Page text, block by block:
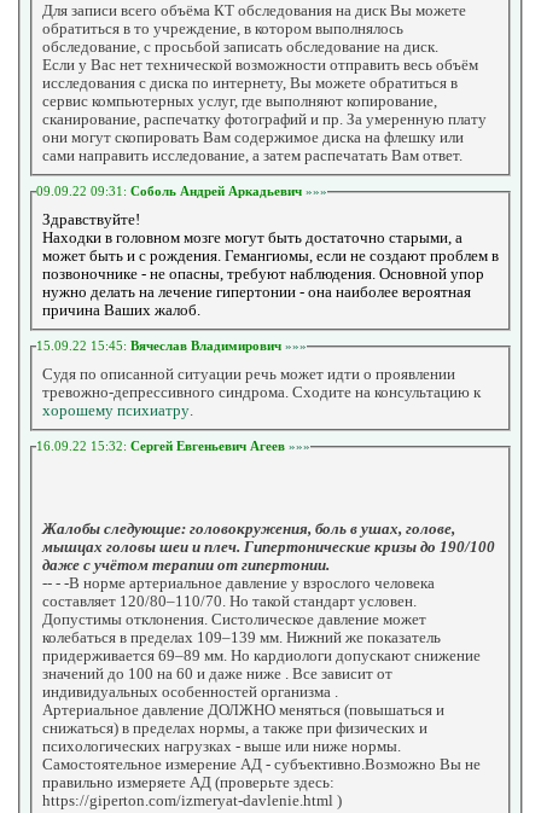
Для записи всего объёма КТ обследования на диск Вы можете
обратиться в то учреждение, в котором выполнялось
обследование, с просьбой записать обследование на диск.
Если у Вас нет технической возможности отправить весь объём
исследования с диска по интернету, Вы можете обратиться в
сервис компьютерных услуг, где выполняют копирование,
сканирование, распечатку фотографий и пр. За умеренную плату
они могут скопировать Вам содержимое диска на флешку или
сами направить исследование, а затем распечатать Вам ответ.
09.09.22 09:31: Соболь Андрей Аркадьевич »»»
Здравствуйте!
Находки в головном мозге могут быть достаточно старыми, а
может быть и с рождения. Гемангиомы, если не создают проблем в
позвоночнике - не опасны, требуют наблюдения. Основной упор
нужно делать на лечение гипертонии - она наиболее вероятная
причина Ваших жалоб.
15.09.22 15:45: Вячеслав Владимирович »»»
Судя по описанной ситуации речь может идти о проявлении
тревожно-депрессивного синдрома. Сходите на консультацию к
хорошему психиатру.
16.09.22 15:32: Сергей Евгеньевич Агеев »»»
Жалобы следующие: головокружения, боль в ушах, голове,
мышцах головы шеи и плеч. Гипертонические кризы до 190/100
даже с учётом терапии от гипертонии.
-- - -В норме артериальное давление у взрослого человека
составляет 120/80–110/70. Но такой стандарт условен.
Допустимы отклонения. Систолическое давление может
колебаться в пределах 109–139 мм. Нижний же показатель
придерживается 69–89 мм. Но кардиологи допускают снижение
значений до 100 на 60 и даже ниже . Все зависит от
индивидуальных особенностей организма .
Артериальное давление ДОЛЖНО меняться (повышаться и
снижаться) в пределах нормы, а также при физических и
психологических нагрузках - выше или ниже нормы.
Самостоятельное измерение АД - субъективно.Возможно Вы не
правильно измеряете АД (проверьте здесь:
https://giperton.com/izmeryat-davlenie.html )